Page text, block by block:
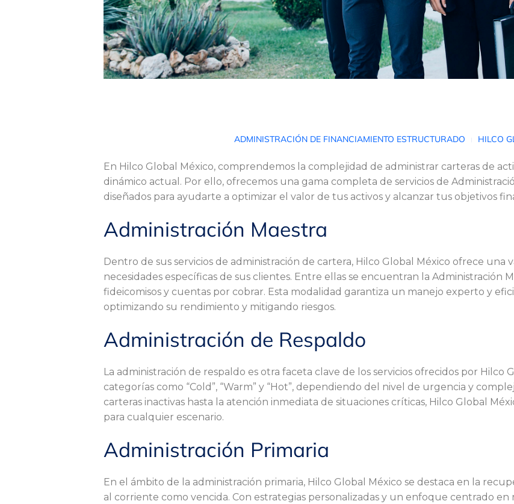
E
n
q
u
é
c
o
n
ADMINISTRACIÓN DE FINANCIAMIENTO ESTRUCTURADO HILCO
En Hilco Global México, comprendemos la complejidad de administrar carteras de
dinámico actual. Por ello, ofrecemos una gama completa de servicios de
diseñados para ayudarte a optimizar el valor de tus activos y alcanzar tus objetivos
Administración Maestra
Dentro de sus servicios de administración de cartera, Hilco Global México ofrece una
necesidades específicas de sus clientes. Entre ellas se encuentran la Administración
fideicomisos y cuentas por cobrar. Esta modalidad garantiza un manejo experto y
optimizando su rendimiento y mitigando riesgos.
Administración de Respaldo
La administración de respaldo es otra faceta clave de los servicios ofrecidos por Hilco
categorías como “Cold”, “Warm” y “Hot”, dependiendo del nivel de urgencia y
carteras inactivas hasta la atención inmediata de situaciones críticas, Hilco Global
para cualquier escenario.
Administración Primaria
En el ámbito de la administración primaria, Hilco Global México se destaca en la
al corriente como vencida. Con estrategias personalizadas y un enfoque centrado en